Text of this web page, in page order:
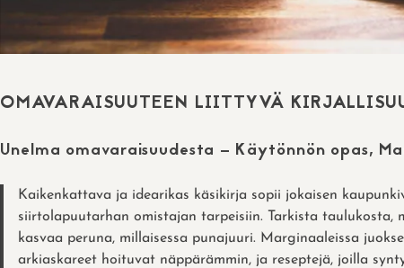
OMAVARAISUUTEEN LIITTYVÄ
Unelma omavaraisuudesta – Käytönnön opas,
Kaikenkattava ja idearikas käsikirja sopii jokaisen
siirtolapuutarhan omistajan tarpeisiin. Tarkista taulukosta,
kasvaa peruna, millaisessa punajuuri. Marginaaleissa
arkiaskareet hoituvat näppärämmin, ja reseptejä, joilla